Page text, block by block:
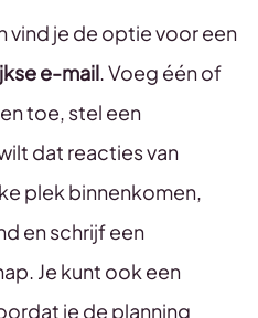
vind je de optie voor een
e-mail. Voeg één of
toe, stel een
dat reacties van
plek binnenkomen,
en schrijf een
Je kunt ook een
je de planning